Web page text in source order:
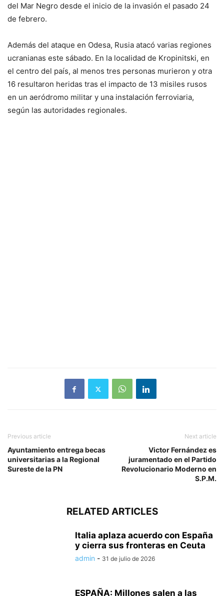
del Mar Negro desde el inicio de la invasión el pasado 24
de febrero.
Además del ataque en Odesa, Rusia atacó varias regiones
ucranianas este sábado. En la localidad de Kropinitski, en
el centro del país, al menos tres personas murieron y otra
16 resultaron heridas tras el impacto de 13 misiles rusos
en un aeródromo militar y una instalación ferroviaria,
según las autoridades regionales.
Previous article
Ayuntamiento entrega becas
universitarias a la Regional
Sureste de la PN
Next article
Victor Fernández es
juramentado en el Partido
Revolucionario Moderno en
S.P.M.
RELATED ARTICLES
Italia aplaza acuerdo con España
y cierra sus fronteras en Ceuta
admin - 31 de julio de 2026
ESPAÑA: Millones salen a las